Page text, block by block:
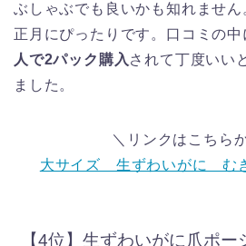
ぶしゃぶでも良いかも知れませ
正月にぴったりです。口コミの中
人で2パック購入 されて丁度いい
ました。
＼リンクはこちら
大サイズ 生ずわいがに む
【4位】生ずわいがに爪ポ